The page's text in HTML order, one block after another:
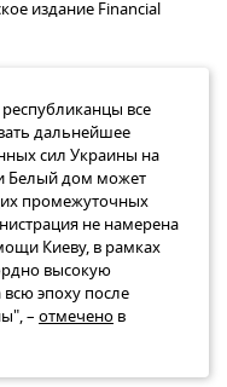
издание Financial
все
дальнейшее
сил Украины на
Белый дом может
промежуточных
не намерена
Киеву, в рамках
высокую
эпоху после
– отмечено в